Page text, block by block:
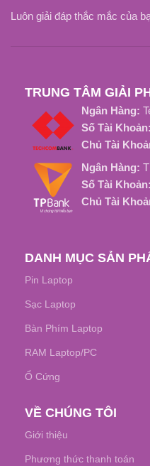
Luôn giải đáp thắc mắc của
TRUNG TÂM GIẢI
Ngân Hàng:
Số Tài Khoản:
Chủ Tài
Ngân Hàng:
Số Tài Khoản:
Chủ Tài
DANH MỤC SẢN
Pin Laptop
Sạc Laptop
Bàn Phím Laptop
RAM Laptop/PC
Ổ Cứng
VỀ CHÚNG TÔI
Giới thiệu
Phương thức thanh toán